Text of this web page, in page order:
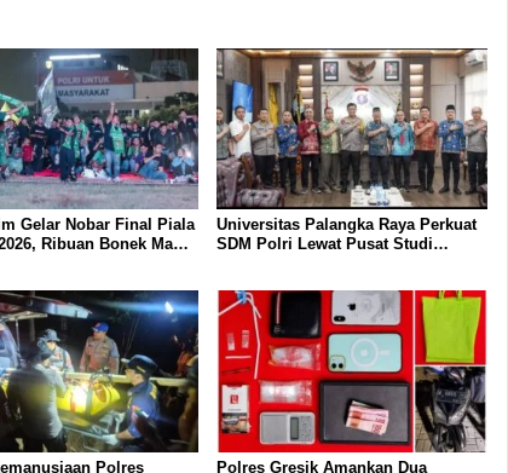
Gelar Nobar Final Piala
Ribuan Bonek Mania
Universitas Palangka Raya Perkuat
SDM Polri Lewat Pusat Studi
Polres Polres Gresik Amankan Dua